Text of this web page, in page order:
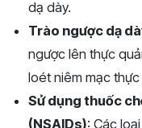
dạ dày.
Trào ngược dạ
ngược lên thực
loét niêm mạc
Sử dụng thuốc
(NSAIDs): Các